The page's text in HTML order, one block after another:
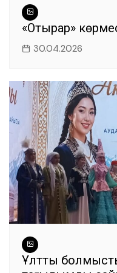
«Отырар»
30.04.2026
Ұлттық